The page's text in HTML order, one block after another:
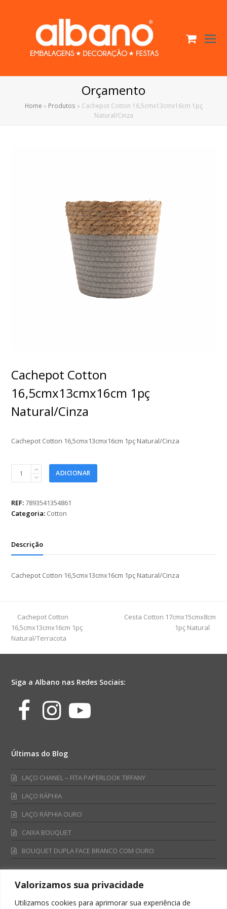
Valorizamos sua privacidade
Utilizamos cookies para aprimorar sua experiência de
Cart
Orçamento
Home » Produtos » Cachepot Cotton 16,5cmx13cmx16cm 1pç
Natural/Cinza
Cachepot Cotton
16,5cmx13cmx16cm 1pç
Natural/Cinza
Cachepot Cotton 16,5cmx13cmx16cm 1pç Natural/Cinza
Cachepot
1pç
Natural/Cinza
ADICIONAR
REF:7893541354861
Categoria: Cotton
Descrição
Cachepot Cotton 16,5cmx13cmx16cm 1pç Natural/Cinza
previous
post:
Cachepot Cotton
16,5cmx13cmx16cm 1pç
Natural/Terracota
next
Cesta Cotton 17cmx15cmx8cm
1pç Natural
Siga a Albano nas Redes Sociais:
Facebook
Instagram
Youtube
Últimas do Blog
LAÇO CHANEL – FITA PAPERLOOK TIFFANY
LAÇO RÁPHIA
LAÇO RÁPHIA OURO
CAIXA BOUQUET
BOUQUET DUPLA FACE BRANCO COM OURO
Fale Conosco